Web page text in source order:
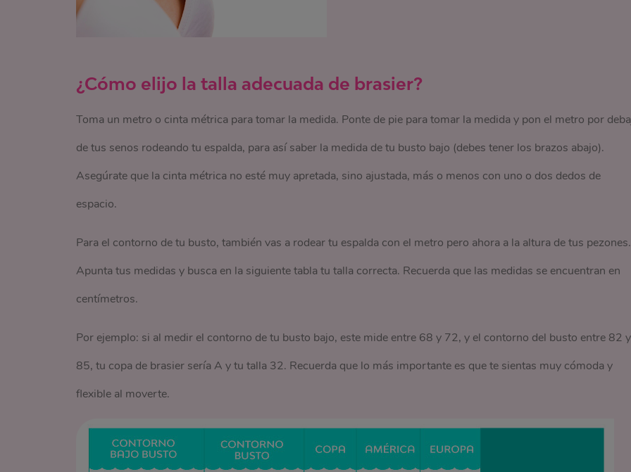
¿Cómo elijo la talla adecuada de brasier?
Toma un metro o cinta métrica para tomar la medida. Ponte de pie para tomar la medida y pon el metro por
de tus senos rodeando tu espalda, para así saber la medida de tu busto bajo (debes tener los brazos abajo).
Asegúrate que la cinta métrica no esté muy apretada, sino ajustada, más o menos con uno o dos dedos de
espacio.
Para el contorno de tu busto, también vas a rodear tu espalda con el metro pero ahora a la altura de tus pezones.
Apunta tus medidas y busca en la siguiente tabla tu talla correcta. Recuerda que las medidas se encuentran en
centímetros.
Por ejemplo: si al medir el contorno de tu busto bajo, este mide entre 68 y 72, y el contorno del busto entre 82 y
85, tu copa de brasier sería A y tu talla 32. Recuerda que lo más importante es que te sientas muy cómoda y
flexible al moverte.